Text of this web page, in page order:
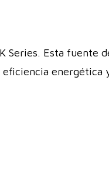
Series. Esta